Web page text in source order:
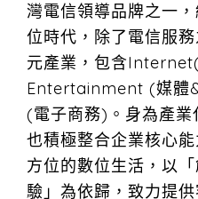
灣電信領導品牌之一
位時代，除了電信服
元產業，包含
Entertainment (媒體
(電子商務)。身為產業
也積極整合企業核心
方位的數位生活，以
驗」為依歸，致力提